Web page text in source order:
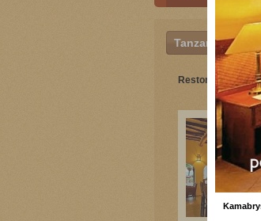
Tanzanija
Restoranas